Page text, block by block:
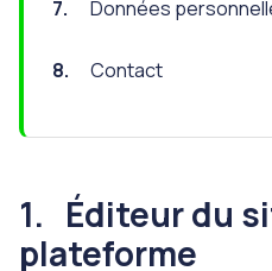
7. Données
8. Contact
1. Éditeur du
plateforme